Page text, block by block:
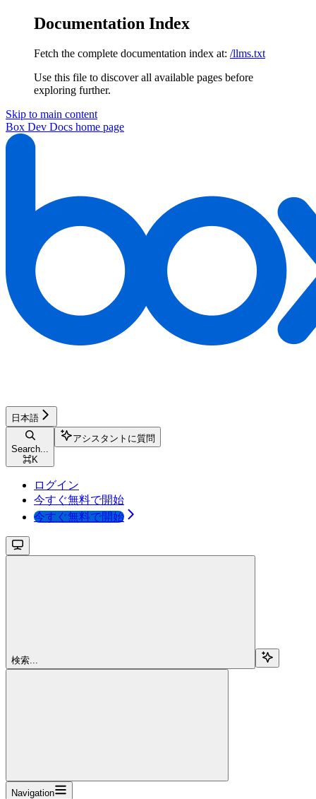
Documentation Index
Fetch the complete documentation index at: /llms.txt
Use this file to discover all available pages before
exploring further.
Skip to main content
Box Dev Docs home page
日本語
Search...
⌘K
アシスタントに質問
ログイン
今すぐ無料で開始
今すぐ無料で開始
検索...
Navigation